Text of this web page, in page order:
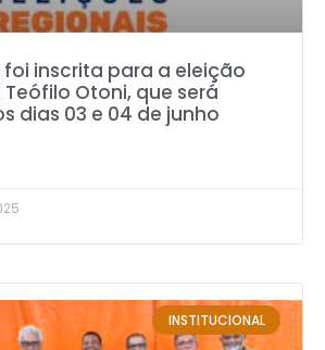
inscrita para a eleição
Otoni, que será
dias 03 e 04 de junho
INSTITUCIONAL